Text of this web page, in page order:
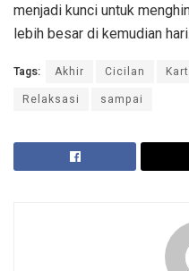
menjadi kunci untuk
lebih besar di kemudian hari.
Tags: Akhir Cicilan
Relaksasi
sampai